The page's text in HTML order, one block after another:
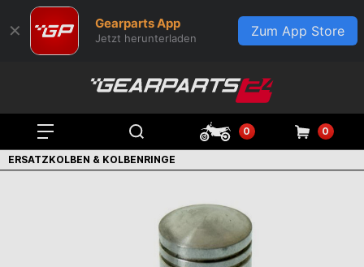
✕ Gearparts App
Jetzt herunterladen Zum App Store
0 0
ERSATZKOLBEN & KOLBENRINGE